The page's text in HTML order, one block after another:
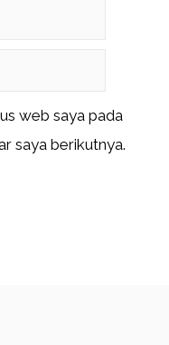
web saya pada
saya berikutnya.